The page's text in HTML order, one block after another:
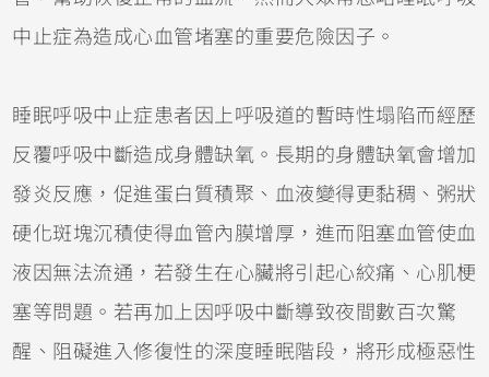
中止症為造成心血管堵塞的重要危險因子。
睡眠呼吸中止症患者因上呼吸道的暫時性塌陷而經歷
反覆呼吸中斷造成身體缺氧。長期的身體缺氧會增加
發炎反應，促進蛋白質積聚、血液變得更黏稠、粥狀
硬化斑塊沉積使得血管內膜增厚，進而阻塞血管使血
液因無法流通，若發生在心臟將引起心絞痛、心肌梗
塞等問題。若再加上因呼吸中斷導致夜間數百次驚
醒、阻礙進入修復性的深度睡眠階段，將形成極惡性